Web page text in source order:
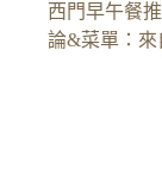
西門早午餐
論&菜單：來